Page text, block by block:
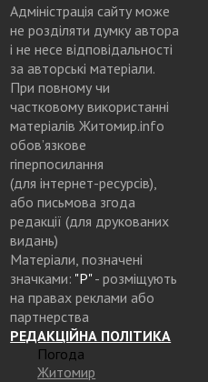
Адміністрація сайту може
не розділяти думку автора
і не несе відповідальності
за авторські матеріали.
При повному чи
частковому використанні
матеріалів Житомир.info
обов’язкове
гіперпосилання
(для інтернет-ресурсів),
або письмова згода
редакції (для друкованих
видань)
Матеріали, позначені
значками: "Р"- розміщують
на правах реклами або
партнерства
РЕДАКЦІЙНА ПОЛІТИКА
Погода
Житомир